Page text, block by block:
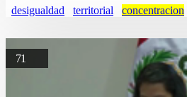
desigualdad territorial concentracion
71